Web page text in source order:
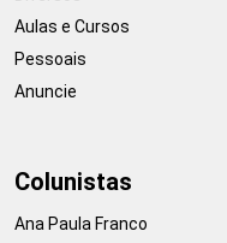
Aulas e Cursos
Pessoais
Anuncie
Colunistas
Ana Paula Franco